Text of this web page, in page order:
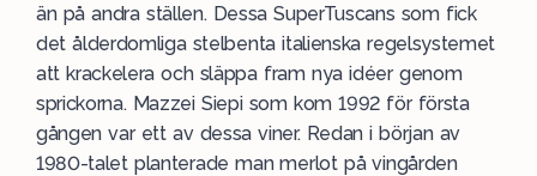
än på andra ställen. Dessa SuperTuscans som fick
det ålderdomliga stelbenta italienska regelsystemet
att krackelera och släppa fram nya idéer genom
sprickorna. Mazzei Siepi som kom 1992 för första
gången var ett av dessa viner. Redan i början av
1980-talet planterade man merlot på vingården